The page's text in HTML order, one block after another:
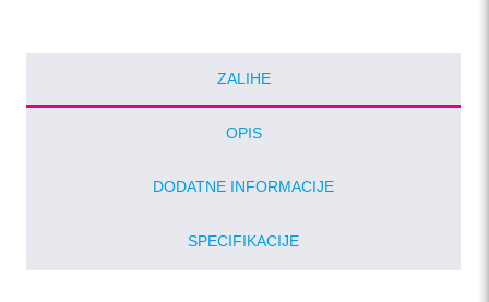
ZALIHE
OPIS
DODATNE INFORMACIJE
SPECIFIKACIJE